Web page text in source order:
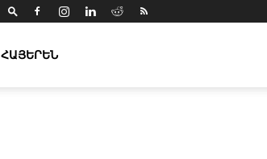
ՀԱՅԵՐԵՆ